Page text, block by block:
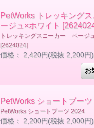
PetWorks トレッキング
ージュ×ホワイト
トレッキングスニーカー ベージ
[2624024]
価格： 2,420円(税抜 2,200円)
PetWorks ショートブーツ
PetWorks ショートブーツ 2024
価格： 2,200円(税抜 2,000円)